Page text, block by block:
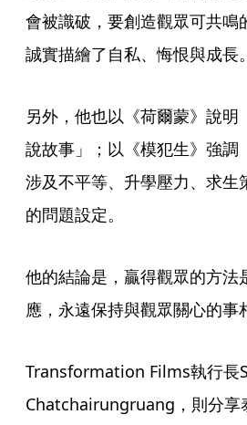
會被識破，要創造觀眾可共鳴
誠實描繪了自私、悔恨與成長。
另外，他也以《荷爾蒙》說
說故事」；以《模犯生》強調
涉及不平等、升學壓力、求生
的問題設定。
他的結論是，贏得觀眾的方法
應，永遠保持與觀眾關心的事
Transformation Films執行長
Chatchairungruang，則分享